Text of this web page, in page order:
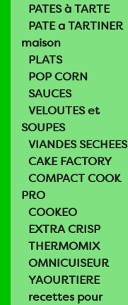
PATES à TARTE
PATE a TARTINER
maison
PLATS
POP CORN
SAUCES
VELOUTES et
SOUPES
VIANDES SECHEES
CAKE FACTORY
COMPACT COOK
PRO
COOKEO
EXTRA CRISP
THERMOMIX
OMNICUISEUR
YAOURTIERE
recettes pour